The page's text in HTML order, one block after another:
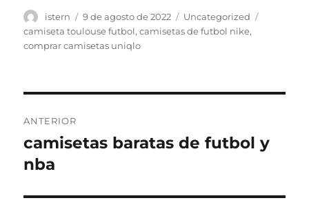
Autor
istern
Publicado
el
9 de agosto de 2022 Categorías
Uncategorized
camiseta toulouse futbol,camisetas de futbol nike,
comprar camisetas uniqlo
de
entradas
ANTERIOR
Entrada
anterior:
camisetas baratas de futbol y
nba